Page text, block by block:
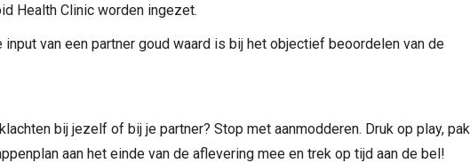
Health Clinic worden ingezet.
input van een partner goud waard is bij het objectief beoordelen van de
bij jezelf of bij je partner? Stop met aanmodderen. Druk op play, pak
aan het einde van de aflevering mee en trek op tijd aan de bel!